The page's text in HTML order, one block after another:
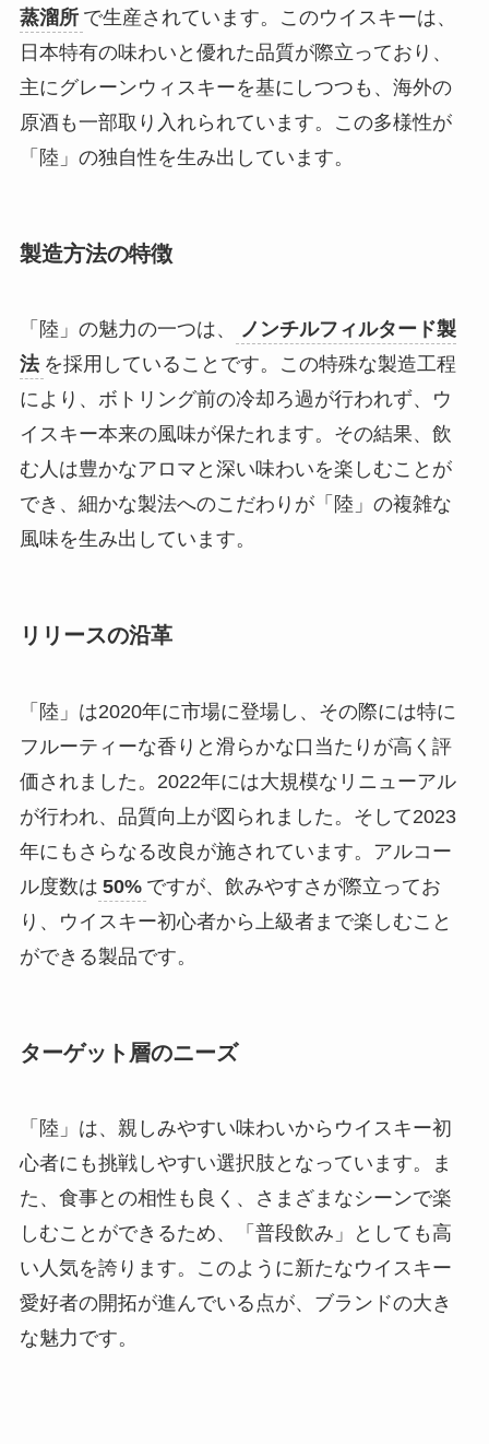
蒸溜所 で生産されています。このウイスキーは、
日本特有の味わいと優れた品質が際立っており、
主にグレーンウィスキーを基にしつつも、海外の
原酒も一部取り入れられています。この多様性が
「陸」の独自性を生み出しています。
製造方法の特徴
「陸」の魅力の一つは、
ノンチルフィルタード製
法 を採用していることです。この特殊な製造工程
により、ボトリング前の冷却ろ過が行われず、ウ
イスキー本来の風味が保たれます。その結果、飲
む人は豊かなアロマと深い味わいを楽しむことが
でき、細かな製法へのこだわりが「陸」の複雑な
風味を生み出しています。
リリースの沿革
「陸」は2020年に市場に登場し、その際には特に
フルーティーな香りと滑らかな口当たりが高く評
価されました。2022年には大規模なリニューアル
が行われ、品質向上が図られました。そして2023
年にもさらなる改良が施されています。アルコー
ル度数は 50% ですが、飲みやすさが際立ってお
り、ウイスキー初心者から上級者まで楽しむこと
ができる製品です。
ターゲット層のニーズ
「陸」は、親しみやすい味わいからウイスキー初
心者にも挑戦しやすい選択肢となっています。ま
た、食事との相性も良く、さまざまなシーンで楽
しむことができるため、「普段飲み」としても高
い人気を誇ります。このように新たなウイスキー
愛好者の開拓が進んでいる点が、ブランドの大き
な魅力です。